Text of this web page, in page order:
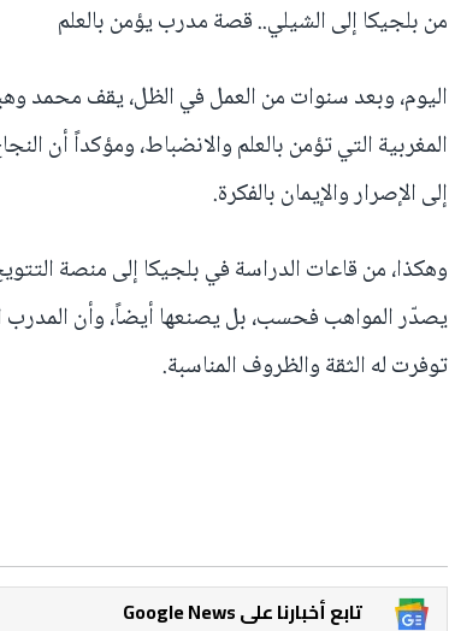
من بلجيكا إلى الشيلي.. قصة مدرب يؤمن بالعلم
اليوم، وبعد سنوات من العمل في الظل، يقف محمد
المغربية التي تؤمن بالعلم والانضباط، ومؤكداً أن
إلى الإصرار والإيمان بالفكرة.
وهكذا، من قاعات الدراسة في بلجيكا إلى منصة
يصدّر المواهب فحسب، بل يصنعها أيضاً، وأن المدرب
توفرت له الثقة والظروف المناسبة.
Google News تابع أخبارنا على